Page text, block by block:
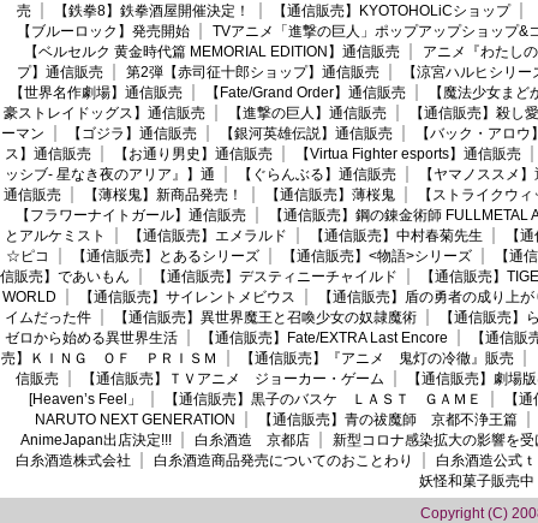
売
【鉄拳8】鉄拳酒屋開催決定！ 【通信販売】KYOTOHOLiCショップ
【ブルーロック】発売開始
TVアニメ「進撃の巨人」ポップアップショップ&
【ベルセルク 黄金時代篇 MEMORIAL EDITION】通信販売
アニメ『わたし
プ】通信販売
第2弾【赤司征十郎ショップ】通信販売
【涼宮ハルヒシリ
【世界名作劇場】通信販売
【Fate/Grand Order】通信販売
【魔法少女ま
豪ストレイドッグス】通信販売
【進撃の巨人】通信販売
【通信販売】殺し愛
ーマン
【ゴジラ】通信販売 【銀河英雄伝説】通信販売
【バック・アロウ
ス】通信販売
【お通り男史】通信販売
【Virtua Fighter esports】通信販売
ッシブ- 星なき夜のアリア』】通
【ぐらんぶる】通信販売
【ヤマノススメ
通信販売
【薄桜鬼】新商品発売！ 【通信販売】薄桜鬼
【ストライクウ
【フラワーナイトガール】通信販売
【通信販売】鋼の錬金術師 FULLMETAL
とアルケミスト
【通信販売】エメラルド 【通信販売】中村春菊先生
【
☆ピコ
【通信販売】とあるシリーズ 【通信販売】<物語>シリーズ
【通
信販売】であいもん
【通信販売】デスティニーチャイルド
【通信販売】
WORLD
【通信販売】サイレントメビウス
【通信販売】盾の勇者の成り上が
イムだった件
【通信販売】異世界魔王と召喚少女の奴隷魔術
【通信販売】
ゼロから始める異世界生活
【通信販売】Fate/EXTRA Last Encore
【通信
売】ＫＩＮＧ ＯＦ ＰＲＩＳＭ
【通信販売】『アニメ 鬼灯の冷徹』販売
信販売
【通信販売】ＴＶアニメ ジョーカー・ゲーム
【通信販売】劇場
[Heaven’s Feel」
【通信販売】黒子のバスケ ＬＡＳＴ ＧＡＭＥ
【
NARUTO NEXT GENERATION
【通信販売】青の祓魔師 京都不浄王篇
AnimeJapan出店決定!!!
白糸酒造 京都店
新型コロナ感染拡大の影響を
白糸酒造株式会社
白糸酒造商品発売についてのおことわり
白糸酒造公式
妖怪和菓子販売中
Copyright (C)